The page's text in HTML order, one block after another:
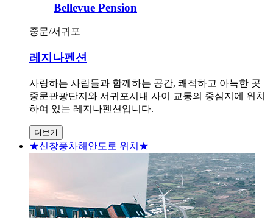
Bellevue Pension
중문/서귀포
레지나펜션
사랑하는 사람들과 함께하는 공간, 쾌적하고 아늑한 곳
중문관광단지와 서귀포시내 사이 교통의 중심지에 위치
하여 있는 레지나펜션입니다.
더보기
★신창풍차해안도로 위치★